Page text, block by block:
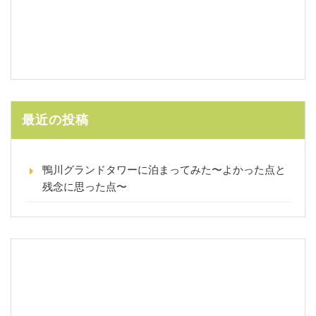
最近の投稿
鴨川グランドタワーに泊まってみた〜よかった点と
残念に思った点〜